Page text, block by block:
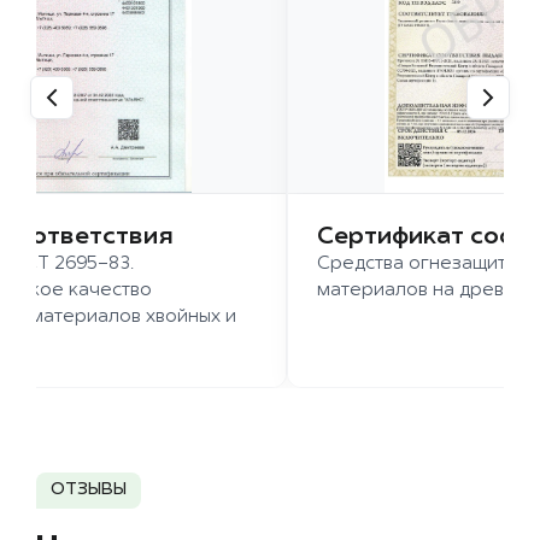
2695-83.
качество
хвойных и
Сертификат
Средства огнезащиты
материалов на
ОТЗЫВЫ